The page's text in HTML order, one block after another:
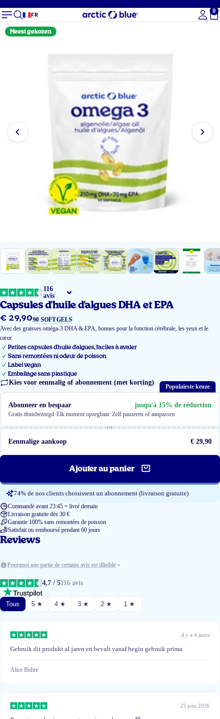
FR
0
Meest gekozen
116
avis
Capsules d'huile d'algues DHA et EPA
Prix
régulier
€ 29,9090 SOFTGELS
Avec des graisses oméga-3 DHA & EPA, bonnes pour la fonction cérébrale, les yeux et le
cœur.
Petites capsules d'huile d'algues, faciles à avaler
Sans remontées ni odeur de poisson
Label vegan
Emballage sans plastique
Kies voor eenmalig of abonnement (met korting)
Populairste keuze
Abonneer en bespaar jusqu'à 15% de réduction
Gratis thuisbezorgd·Elk moment opzegbaar·Zelf pauzeren of aanpassen
of
Eenmalige aankoop
€ 29,90
Ajouter au panier
74% de nos clients choisissent un abonnement (livraison gratuite)
Commandé avant 23:45 = livré demain
Livraison gratuite dès 30 €
Garantie 100% sans remontées de poisson
Satisfait ou remboursé pendant 60 jours
Reviews
Pourquoi une partie de certains avis est illisible
4,7 / 5116 avis
Tous 5 ★ 4 ★ 3 ★ 2 ★ 1 ★
il y a 4 jours
Gebruik dit produkt al jaren en bevalt vanaf begin gebruik prima
Alice Buhre
25 juin 2026